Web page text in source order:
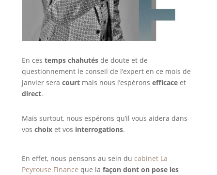
En ces temps chahutésde doute et de
questionnement le conseil de l’expert en ce mois de
janvier sera courtmais nous l’espérons efficaceet
direct.
Mais surtout, nous espérons qu’il vous aidera dans
vos choixet vos interrogations.
En effet, nous pensons au sein du cabinet La
Peyrouse Finance que la façon dont on pose les